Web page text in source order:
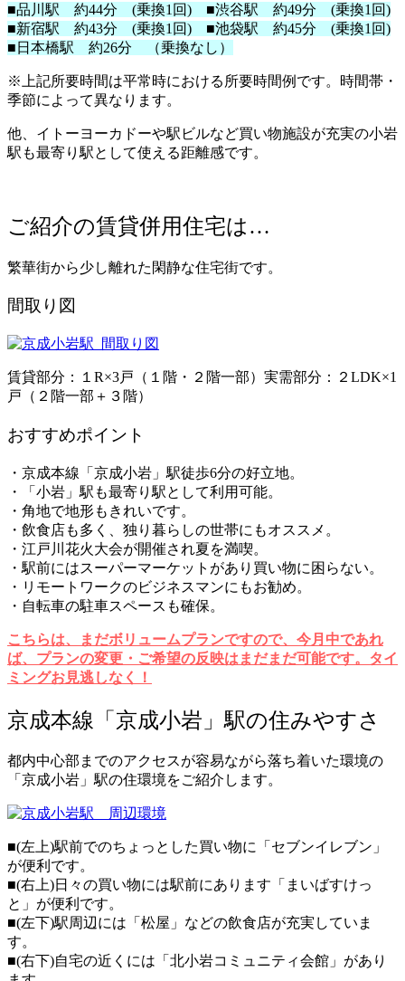
■品川駅 約44分 (乗換1回) ■渋谷駅 約49分 (乗換1回)
■新宿駅 約43分 (乗換1回) ■池袋駅 約45分 (乗換1回)
■日本橋駅 約26分 （乗換なし）
※上記所要時間は平常時における所要時間例です。時間帯・
季節によって異なります。
他、イトーヨーカドーや駅ビルなど買い物施設が充実の小岩
駅も最寄り駅として使える距離感です。
ご紹介の賃貸併用住宅は…
繁華街から少し離れた閑静な住宅街です。
間取り図
賃貸部分：１R×3戸（１階・２階一部）実需部分：２LDK×1
戸（２階一部＋３階）
おすすめポイント
・京成本線「京成小岩」駅徒歩6分の好立地。
・「小岩」駅も最寄り駅として利用可能。
・角地で地形もきれいです。
・飲食店も多く、独り暮らしの世帯にもオススメ。
・江戸川花火大会が開催され夏を満喫。
・駅前にはスーパーマーケットがあり買い物に困らない。
・リモートワークのビジネスマンにもお勧め。
・自転車の駐車スペースも確保。
こちらは、まだボリュームプランですので、今月中であれ
ば、プランの変更・ご希望の反映はまだまだ可能です。タイ
ミングお見逃しなく！
京成本線「京成小岩」駅の住みやすさ
都内中心部までのアクセスが容易ながら落ち着いた環境の
「京成小岩」駅の住環境をご紹介します。
■(左上)駅前でのちょっとした買い物に「セブンイレブン」
が便利です。
■(右上)日々の買い物には駅前にあります 「まいばすけっ
と」が便利です。
■(左下)駅周辺には「松屋」などの飲食店が充実していま
す。
■(右下)自宅の近くには「北小岩コミュニティ会館」があり